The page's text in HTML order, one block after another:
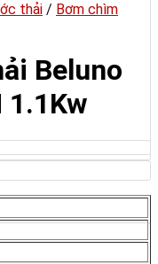
thải / Bơm chìm
Beluno
1.1Kw